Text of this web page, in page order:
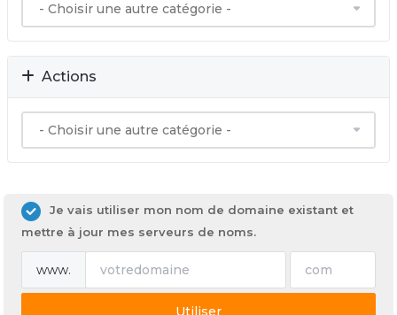
Actions
Je vais utiliser mon nom de domaine existant et
mettre à jour mes serveurs de noms.
www.
Utiliser